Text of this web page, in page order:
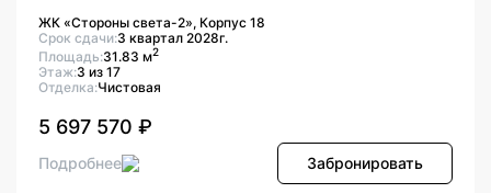
ЖК «Стороны света-2», Корпус 18
Срок сдачи:3 квартал 2028г.
Площадь:31.83 м2
Этаж:3 из 17
Отделка:Чистовая
5 697 570 ₽
Подробнее Забронировать